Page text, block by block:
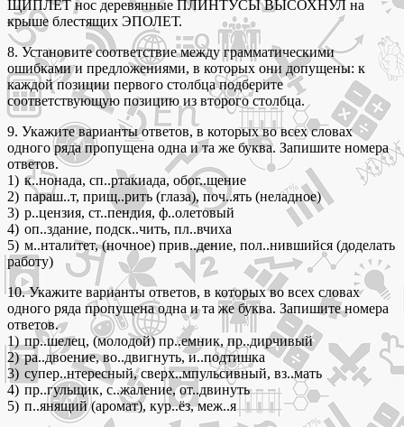
ЩИПЛЕТ нос деревянные ПЛИНТУСЫ ВЫСОХНУЛ на
крыше блестящих ЭПОЛЕТ.
8. Установите соответствие между грамматическими
ошибками и предложениями, в которых они допущены: к
каждой позиции первого столбца подберите
соответствующую позицию из второго столбца.
9. Укажите варианты ответов, в которых во всех словах
одного ряда пропущена одна и та же буква. Запишите номера
ответов.
1) к..нонада, сп..ртакиада, обог..щение
2) параш..т, прищ..рить (глаза), поч..ять (неладное)
3) р..цензия, ст..пендия, ф..олетовый
4) оп..здание, подск..чить, пл..вчиха
5) м..нталитет, (ночное) прив..дение, пол..нившийся (доделать
работу)
10. Укажите варианты ответов, в которых во всех словах
одного ряда пропущена одна и та же буква. Запишите номера
ответов.
1) пр..шелец, (молодой) пр..емник, пр..дирчивый
2) ра..двоение, во..двигнуть, и..подтишка
3) супер..нтересный, сверх..мпульсивный, вз..мать
4) пр..гульщик, с..жаление, от..двинуть
5) п..янящий (аромат), кур..ёз, меж..я